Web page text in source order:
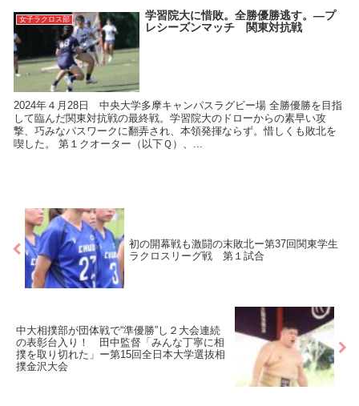
女子ラクロス部
学習院大に惜敗。全勝優勝逃す。―プ
レシーズンマッチ 関東対抗戦
2024年４月28日 中央大学多摩キャンパスラグビー場 全勝優勝を目指
して臨んだ関東対抗戦の最終戦。学習院大のドローからの素早い攻
撃、巧みなパスワークに翻弄され、本領発揮ならず。惜しくも敗北を
喫した。 第１クオーター（以下Ｑ）、...
初の開幕戦も激闘の末敗北ー第37回関東学生
ラクロスリーグ戦 第１試合
中大相撲部が団体戦で“準優勝”し２大会連続
の表彰台入り！ 田中監督「みんな丁寧に相
撲を取り切れた」ー第15回全日本大学選抜相
撲金沢大会